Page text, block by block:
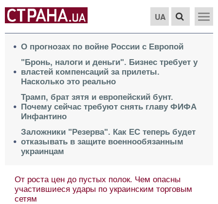
UA
О прогнозах по войне России с Европой
"Бронь, налоги и деньги". Бизнес требует у
властей компенсаций за прилеты.
Насколько это реально
Трамп, брат зятя и европейский бунт.
Почему сейчас требуют снять главу ФИФА
Инфантино
Заложники "Резерва". Как ЕС теперь будет
отказывать в защите военнообязанным
украинцам
От роста цен до пустых полок. Чем опасны
участившиеся удары по украинским торговым
сетям